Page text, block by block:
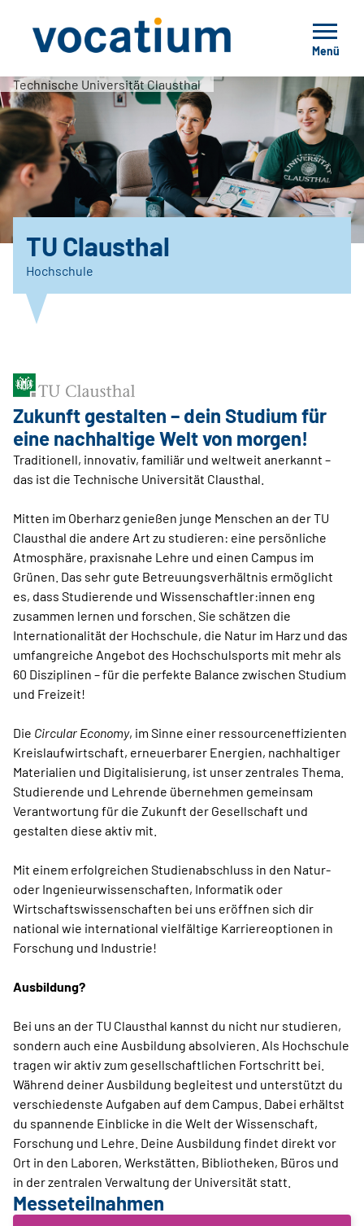
Menü
Technische Universität Clausthal
TU Clausthal
Hochschule
Zukunft gestalten – dein Studium für
eine nachhaltige Welt von morgen!
Traditionell, innovativ, familiär und weltweit anerkannt –
das ist die Technische Universität Clausthal.
Mitten im Oberharz genießen junge Menschen an der TU
Clausthal die andere Art zu studieren: eine persönliche
Atmosphäre, praxisnahe Lehre und einen Campus im
Grünen. Das sehr gute Betreuungsverhältnis ermöglicht
es, dass Studierende und Wissenschaftler:innen eng
zusammen lernen und forschen. Sie schätzen die
Internationalität der Hochschule, die Natur im Harz und das
umfangreiche Angebot des Hochschulsports mit mehr als
60 Disziplinen – für die perfekte Balance zwischen Studium
und Freizeit!
Die Circular Economy, im Sinne einer ressourceneffizienten
Kreislaufwirtschaft, erneuerbarer Energien, nachhaltiger
Materialien und Digitalisierung, ist unser zentrales Thema.
Studierende und Lehrende übernehmen gemeinsam
Verantwortung für die Zukunft der Gesellschaft und
gestalten diese aktiv mit.
Mit einem erfolgreichen Studienabschluss in den Natur-
oder Ingenieurwissenschaften, Informatik oder
Wirtschaftswissenschaften bei uns eröffnen sich dir
national wie international vielfältige Karriereoptionen in
Forschung und Industrie!
Ausbildung?
Bei uns an der TU Clausthal kannst du nicht nur studieren,
sondern auch eine Ausbildung absolvieren. Als Hochschule
tragen wir aktiv zum gesellschaftlichen Fortschritt bei.
Während deiner Ausbildung begleitest und unterstützt du
verschiedenste Aufgaben auf dem Campus. Dabei erhältst
du spannende Einblicke in die Welt der Wissenschaft,
Forschung und Lehre. Deine Ausbildung findet direkt vor
Ort in den Laboren, Werkstätten, Bibliotheken, Büros und
in der zentralen Verwaltung der Universität statt.
Messeteilnahmen